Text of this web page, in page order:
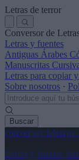
Letras de terror
Conversor de
Letras y fuentes
Antiguas Árabes
Manuscritas
Letras para copiar
Sobre nosotros ·
Buscar
conversordeletras
Letras y fuentes